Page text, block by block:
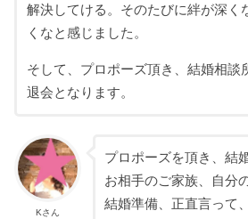
解決してける。そのたびに絆が深く
くなと感じました。
そして、プロポーズ頂き、結婚相談
退会となります。
Kさん
プロポーズを頂き、結
お相手のご家族、自分
結婚準備、正直言って